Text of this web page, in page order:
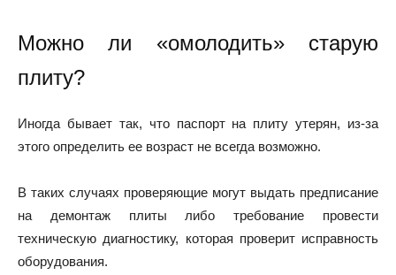
Можно ли «омолодить» старую
плиту?
Иногда бывает так, что паспорт на плиту утерян, из-за
этого определить ее возраст не всегда возможно.
В таких случаях проверяющие могут выдать предписание
на демонтаж плиты либо требование провести
техническую диагностику, которая проверит исправность
оборудования.